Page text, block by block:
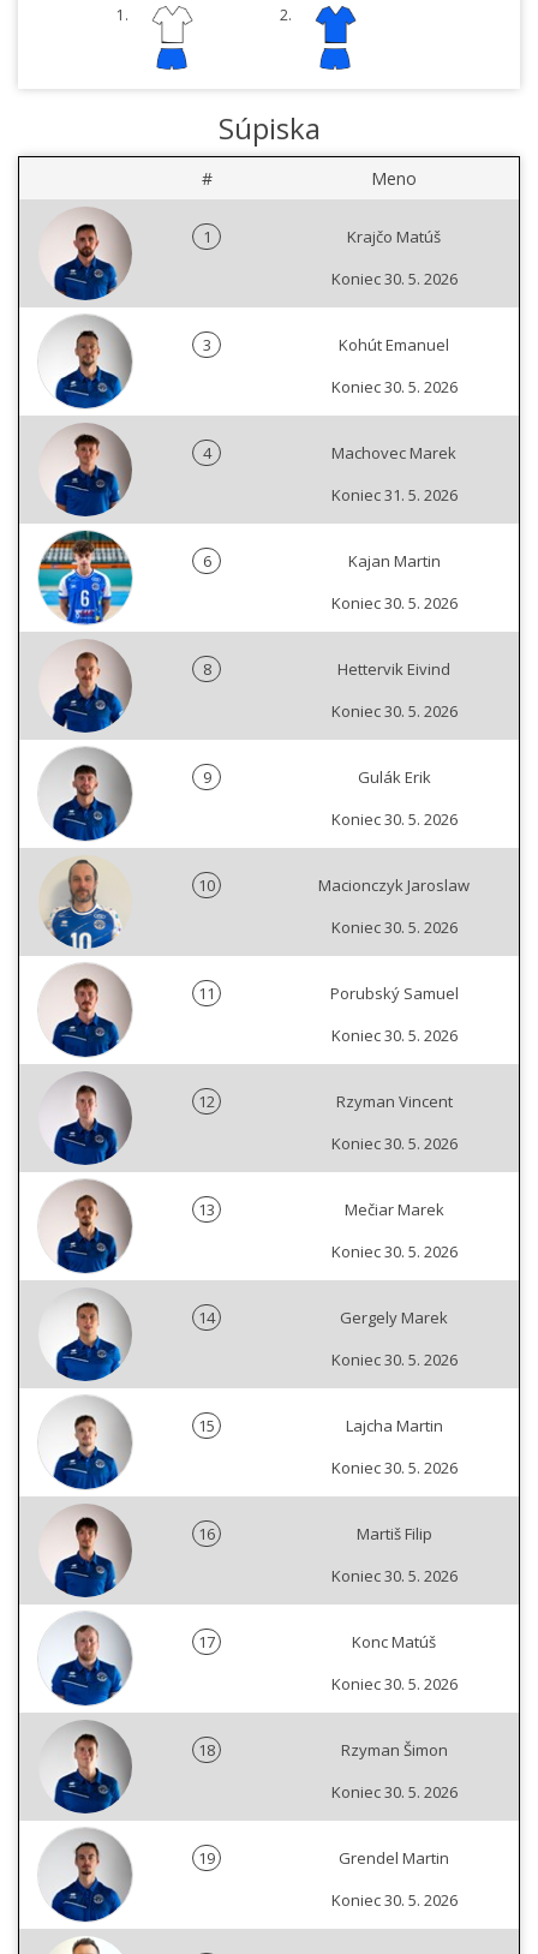
1. 2.
Súpiska
# Meno
1
Krajčo Matúš
Koniec 30. 5. 2026
3
Kohút Emanuel
Koniec 30. 5. 2026
4
Machovec Marek
Koniec 31. 5. 2026
6
Kajan Martin
Koniec 30. 5. 2026
8
Hettervik Eivind
Koniec 30. 5. 2026
9
Gulák Erik
Koniec 30. 5. 2026
10
Macionczyk Jaroslaw
Koniec 30. 5. 2026
11
Porubský Samuel
Koniec 30. 5. 2026
12
Rzyman Vincent
Koniec 30. 5. 2026
13
Mečiar Marek
Koniec 30. 5. 2026
14
Gergely Marek
Koniec 30. 5. 2026
15
Lajcha Martin
Koniec 30. 5. 2026
16
Martiš Filip
Koniec 30. 5. 2026
17
Konc Matúš
Koniec 30. 5. 2026
18
Rzyman Šimon
Koniec 30. 5. 2026
19
Grendel Martin
Koniec 30. 5. 2026